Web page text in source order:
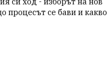
процесът се бави и какво